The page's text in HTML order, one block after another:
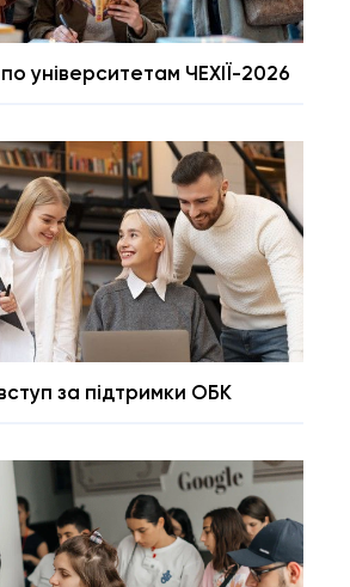
університетам ЧЕХІЇ-2026
за підтримки ОБК